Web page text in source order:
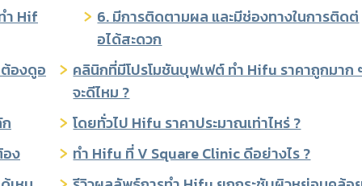
ำ Hif
องดูอ
อง
6. มีการติดตามผล และมีช่องทางในการติดต่
อได้สะดวก
คลินิกที่มีโปรโมชันบุฟเฟต์ ทำ Hifu ราคาถูกมาก
จะดีไหม ?
โดยทั่วไป Hifu ราคาประมาณเท่าไหร่ ?
ทำ Hifu ที่ V Square Clinic ดีอย่างไร ?